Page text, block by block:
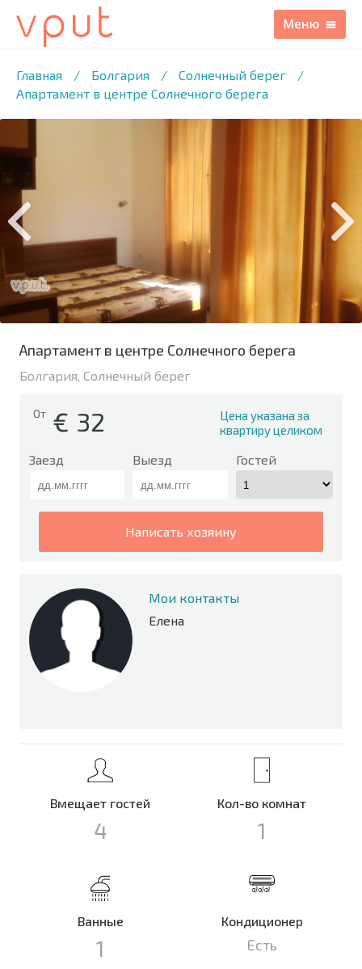
Главная / Болгария / Солнечный берег
/
Апартамент в центре Солнечного берега
/10 ФОТО
Апартамент в центре Солнечного берега
Болгария, Солнечный берег
От € 32
Цена указана за
квартиру целиком
Заезд Выезд Гостей
написать хозяину
Мои контакты
Елена
Вмещает гостей
4
Кол-во комнат
1
Ванные
1
Кондиционер
Есть